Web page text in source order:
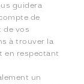
guidera
de
de vos
à trouver la
en respectant
un